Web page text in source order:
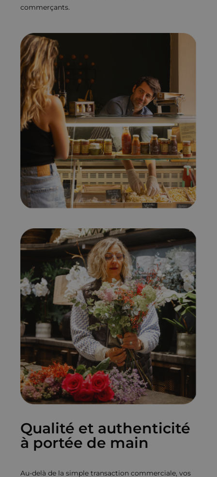
commerçants.
Qualité et authenticité
à portée de main
Au-delà de la simple transaction commerciale, vos